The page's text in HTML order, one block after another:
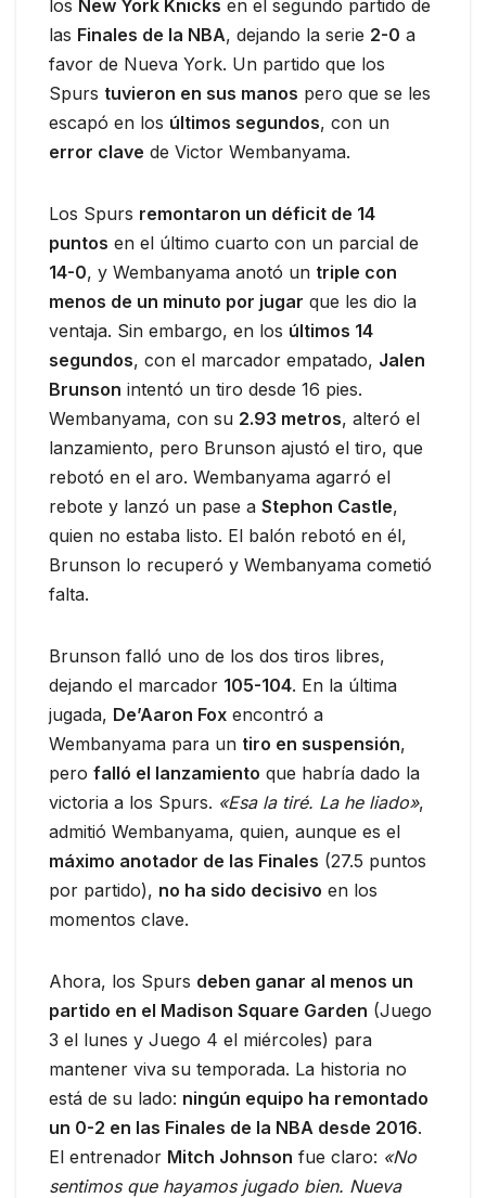
los New York Knicks en el segundo partido de
las Finales de la NBA, dejando la serie 2-0 a
favor de Nueva York. Un partido que los
Spurs tuvieron en sus manos pero que se les
escapó en los últimos segundos, con un
error clave de Victor Wembanyama.
Los Spurs remontaron un déficit de 14
puntos en el último cuarto con un parcial de
14-0, y Wembanyama anotó un triple con
menos de un minuto por jugar que les dio la
ventaja. Sin embargo, en los últimos 14
segundos, con el marcador empatado, Jalen
Brunson intentó un tiro desde 16 pies.
Wembanyama, con su 2.93 metros, alteró el
lanzamiento, pero Brunson ajustó el tiro, que
rebotó en el aro. Wembanyama agarró el
rebote y lanzó un pase a Stephon Castle,
quien no estaba listo. El balón rebotó en él,
Brunson lo recuperó y Wembanyama cometió
falta.
Brunson falló uno de los dos tiros libres,
dejando el marcador 105-104. En la última
jugada, De’Aaron Fox encontró a
Wembanyama para un tiro en suspensión,
pero falló el lanzamiento que habría dado la
victoria a los Spurs. «Esa la tiré. La he liado»,
admitió Wembanyama, quien, aunque es el
máximo anotador de las Finales (27.5 puntos
por partido), no ha sido decisivo en los
momentos clave.
Ahora, los Spurs deben ganar al menos un
partido en el Madison Square Garden (Juego
3 el lunes y Juego 4 el miércoles) para
mantener viva su temporada. La historia no
está de su lado: ningún equipo ha remontado
un 0-2 en las Finales de la NBA desde 2016.
El entrenador Mitch Johnson fue claro: «No
sentimos que hayamos jugado bien. Nueva